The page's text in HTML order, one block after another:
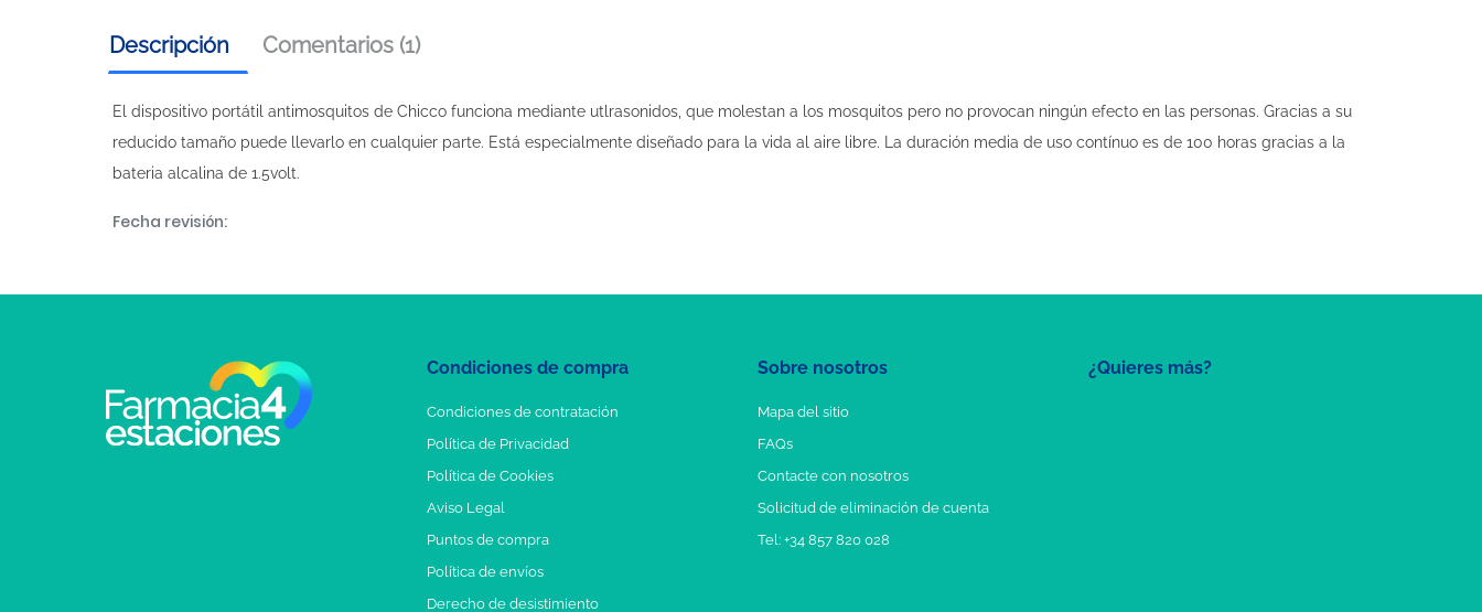
Descripción Comentarios (1)
El dispositivo portátil antimosquitos de Chicco funciona mediante utlrasonidos, que molestan a los mosquitos pero no provocan ningún efecto en las personas. Gracias a su
reducido tamaño puede llevarlo en cualquier parte. Está especialmente diseñado para la vida al aire libre. La duración media de uso contínuo es de 100 horas gracias a la
bateria alcalina de 1.5volt.
Fecha revisión:
¿Quieres más?
Condiciones de compra
Condiciones de contratación
Política de Privacidad
Política de Cookies
Aviso Legal
Puntos de compra
Política de envíos
Derecho de desistimiento
Sobre nosotros
Mapa del sitio
FAQs
Contacte con nosotros
Solicitud de eliminación de cuenta
Tel: +34 857 820 028